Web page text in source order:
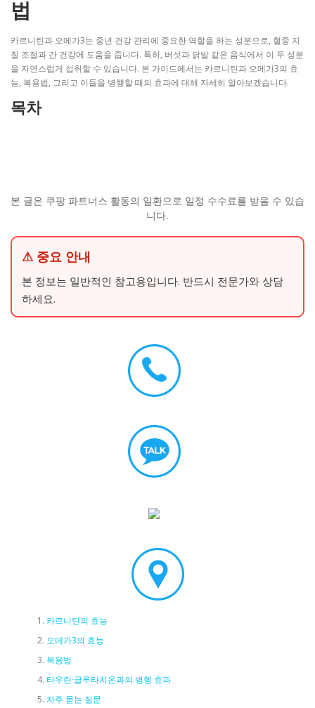
법
카르니틴과 오메가3는 중년 건강 관리에 중요한 역할을 하는 성분으로, 혈중 지
질 조절과 간 건강에 도움을 줍니다. 특히, 버섯과 닭발 같은 음식에서 이 두 성분
을 자연스럽게 섭취할 수 있습니다. 본 가이드에서는 카르니틴과 오메가3의 효
능, 복용법, 그리고 이들을 병행할 때의 효과에 대해 자세히 알아보겠습니다.
목차
본 글은 쿠팡 파트너스 활동의 일환으로 일정 수수료를 받을 수 있습
니다.
⚠ 중요 안내
본 정보는 일반적인 참고용입니다. 반드시 전문가와 상담
하세요.
카르니틴의 효능
오메가3의 효능
복용법
타우린·글루타치온과의 병행 효과
자주 묻는 질문